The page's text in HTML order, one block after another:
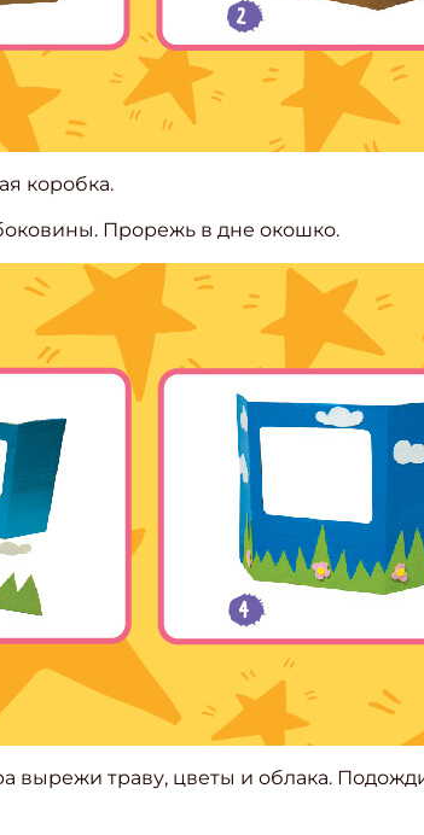
коробка.
Прорежь в дне окошко.
вырежи траву, цветы и облака.